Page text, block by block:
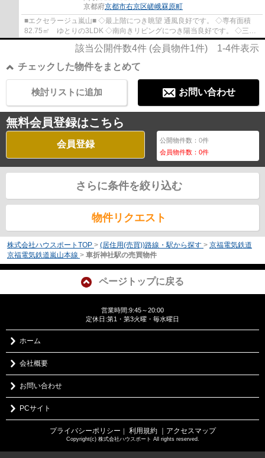
京都府京都市右京区嵯峨罧原町
■エクセラージュ嵐山■ ◇最上階につき眺望 通風良好です。 ◇専有面積
82.75㎡ ゆとりの3LDK ◇南向きリビングにつき陽当良好です。 ◇三方
角部屋につき通風 採光良好です。
該当公開件数4件 (会員物件1件) 1-4件表示
チェックした物件をまとめて
お問い合わせ
検討リストに追加
無料会員登録はこちら
会員登録 公開物件数：0件
会員物件数：0件
さらに条件を絞り込む
物件リクエスト
株式会社ハウスポートTOP > (居住用(売買))路線・駅から探す > 京福電気鉄道
京福電気鉄道嵐山本線 > 車折神社駅の売買物件
ページトップに戻る
営業時間:9:45～20:00
定休日:第1・第3火曜・毎水曜日
ホーム
会社概要
お問い合わせ
PCサイト
プライバシーポリシー ｜ 利用規約 ｜アクセスマップ
Copyright(c) 株式会社ハウスポート All rights reserved.